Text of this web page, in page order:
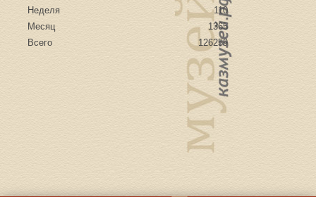
Неделя
110
Месяц
1365
Всего
126259